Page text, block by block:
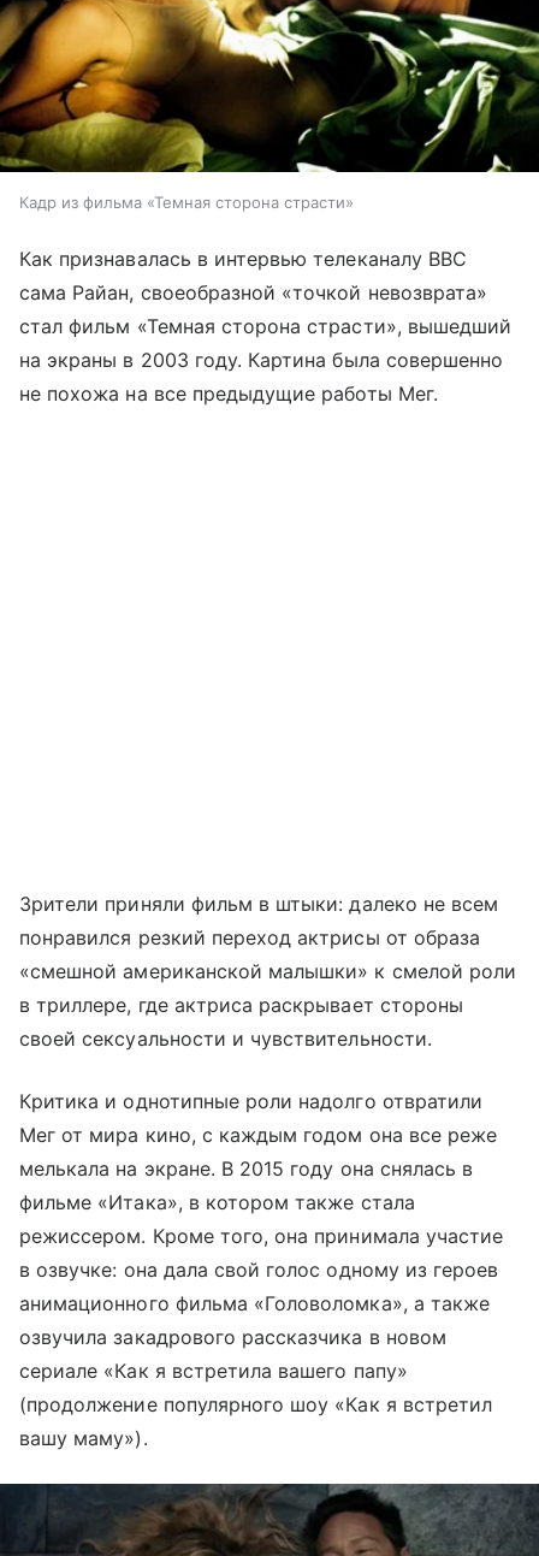
Кадр из фильма «Темная сторона страсти»
Как признавалась в интервью телеканалу BBC
сама Райан, своеобразной «точкой невозврата»
стал фильм «Темная сторона страсти», вышедший
на экраны в 2003 году. Картина была совершенно
не похожа на все предыдущие работы Мег.
Зрители приняли фильм в штыки: далеко не всем
понравился резкий переход актрисы от образа
«смешной американской малышки» к смелой роли
в триллере, где актриса раскрывает стороны
своей сексуальности и чувствительности.
Критика и однотипные роли надолго отвратили
Мег от мира кино, с каждым годом она все реже
мелькала на экране. В 2015 году она снялась в
фильме «Итака», в котором также стала
режиссером. Кроме того, она принимала участие
в озвучке: она дала свой голос одному из героев
анимационного фильма «Головоломка», а также
озвучила закадрового рассказчика в новом
сериале «Как я встретила вашего папу»
(продолжение популярного шоу «Как я встретил
вашу маму»).